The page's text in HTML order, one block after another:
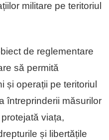
militare pe teritoriul
de reglementare
să permită
și operații pe teritoriul
întreprinderii măsurilor
viața,
și libertățile